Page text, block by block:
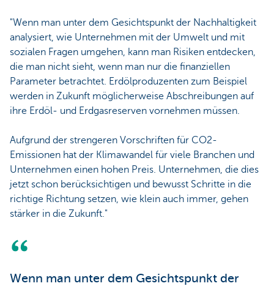
"Wenn man unter dem Gesichtspunkt der Nachhaltigkeit
analysiert, wie Unternehmen mit der Umwelt und mit
sozialen Fragen umgehen, kann man Risiken entdecken,
die man nicht sieht, wenn man nur die finanziellen
Parameter betrachtet. Erdölproduzenten zum Beispiel
werden in Zukunft möglicherweise Abschreibungen auf
ihre Erdöl- und Erdgasreserven vornehmen müssen.
Aufgrund der strengeren Vorschriften für CO2-
Emissionen hat der Klimawandel für viele Branchen und
Unternehmen einen hohen Preis. Unternehmen, die dies
jetzt schon berücksichtigen und bewusst Schritte in die
richtige Richtung setzen, wie klein auch immer, gehen
stärker in die Zukunft."
Wenn man unter dem Gesichtspunkt der